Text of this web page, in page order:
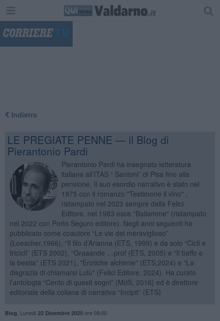
Indietro
LE PREGIATE PENNE — il Blog di
Pierantonio Pardi
Pierantonio Pardi ha insegnato letteratura
italiana all’ITAS “ Santoni” di Pisa fino alla
pensione. Il suo esordio narrativo è stato nel
1975 con il romanzo "Testimone il vino" ,
ristampato nel 2023 sempre dalla Felici
Editore, nel 1983 esce "Bailamme" (ristampato
nel 2022 con Porto Seguro editore). Negli anni seguenti ha
pubblicato come coautore “Le vie del meraviglioso”
(Loescher,1966), “Il filo d’Arianna (ETS, 1999) e da solo “Cicli e
tricicli” (ETS 2002), “Graaande …prof (ETS, 2005) e “Il baffo e
la bestia” (ETS 2021), "Erotiche alchimie" (ETS,2024) e "La
disgrazia di chiamarsi Lulù" (Felici Editore, 2024). Ha curato
l’antologia “Cento di questi sogni” (MdS, 2016) ed è direttore
editoriale della collana di narrativa “Incipit” (ETS)
Blog Lunedì 22 Dicembre 2025ore 08:00